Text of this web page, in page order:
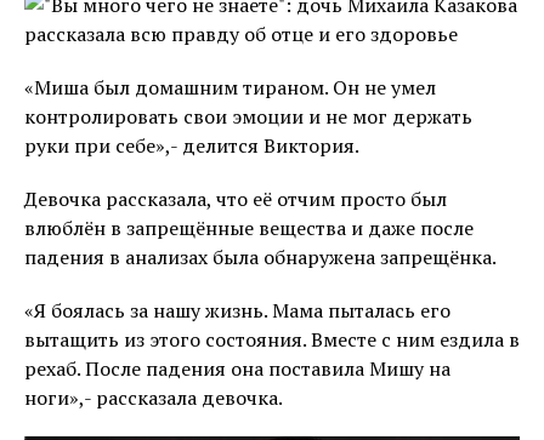
«Миша был домашним тираном. Он не умел
контролировать свои эмоции и не мог держать
руки при себе»,- делится Виктория.
Девочка рассказала, что её отчим просто был
влюблён в запрещённые вещества и даже после
падения в анализах была обнаружена запрещёнка.
«Я боялась за нашу жизнь. Мама пыталась его
вытащить из этого состояния. Вместе с ним ездила в
рехаб. После падения она поставила Мишу на
ноги»,- рассказала девочка.